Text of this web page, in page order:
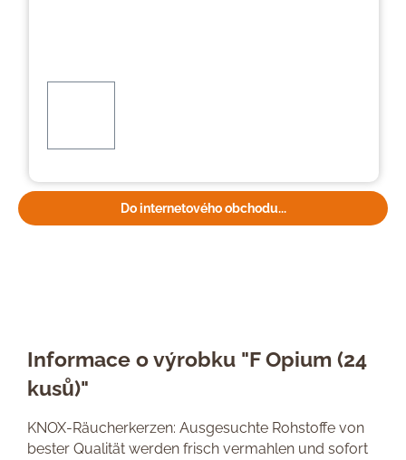
Do internetového obchodu...
Informace o výrobku "F Opium (24
kusů)"
KNOX-Räucherkerzen: Ausgesuchte Rohstoffe von
bester Qualität werden frisch vermahlen und sofort